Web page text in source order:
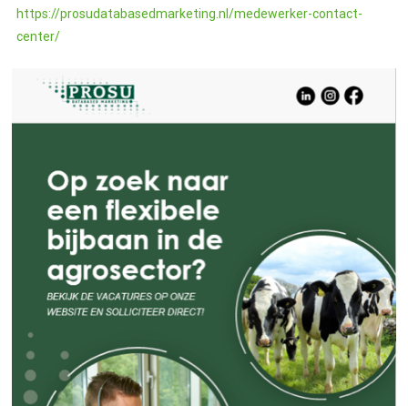
https://prosudatabasedmarketing.nl/medewerker-contact-
center/